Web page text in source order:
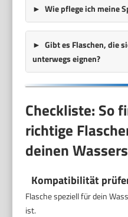
Wie pflege ich meine
Gibt es Flaschen, die
unterwegs eignen?
Checkliste: So
richtige
deinen
Kompatibilität
Flasche speziell für dein
ist.